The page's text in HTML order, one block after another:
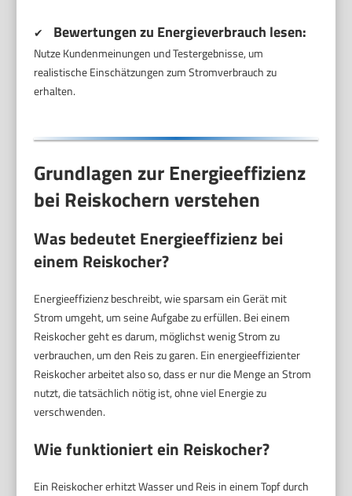
✔ Bewertungen zu Energieverbrauch lesen:
Nutze Kundenmeinungen und Testergebnisse, um
realistische Einschätzungen zum Stromverbrauch zu
erhalten.
Grundlagen zur Energieeffizienz
bei Reiskochern verstehen
Was bedeutet Energieeffizienz bei
einem Reiskocher?
Energieeffizienz beschreibt, wie sparsam ein Gerät mit
Strom umgeht, um seine Aufgabe zu erfüllen. Bei einem
Reiskocher geht es darum, möglichst wenig Strom zu
verbrauchen, um den Reis zu garen. Ein energieeffizienter
Reiskocher arbeitet also so, dass er nur die Menge an Strom
nutzt, die tatsächlich nötig ist, ohne viel Energie zu
verschwenden.
Wie funktioniert ein Reiskocher?
Ein Reiskocher erhitzt Wasser und Reis in einem Topf durch